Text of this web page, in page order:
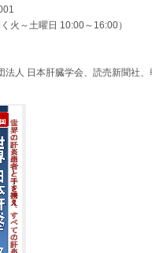
～土曜日 10:00～16:00）
人 日本肝臓学会、読売新聞社